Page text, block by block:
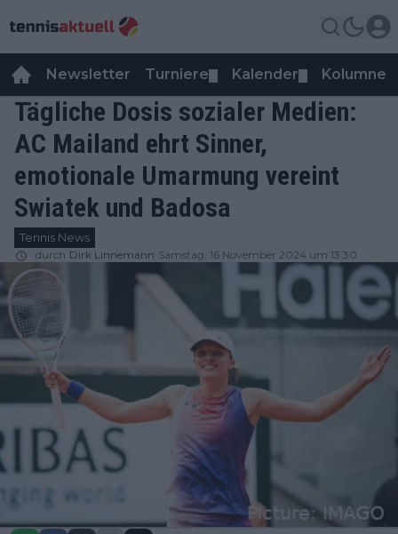
Newsletter Turniere Kalender Kolumnen
Tägliche Dosis sozialer Medien:
AC Mailand ehrt Sinner,
emotionale Umarmung vereint
Swiatek und Badosa
Tennis News
durch Dirk Linnemann Samstag, 16 November 2024 um 13:30